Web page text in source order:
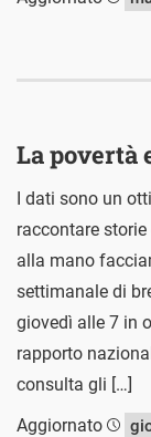
La povertà
I dati sono un
raccontare
alla mano
settimanale di
giovedì alle 7 in
rapporto
consulta gli […]
Aggiornato